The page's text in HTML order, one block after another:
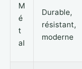
M
é
t
al
Durable,
résistant,
moderne